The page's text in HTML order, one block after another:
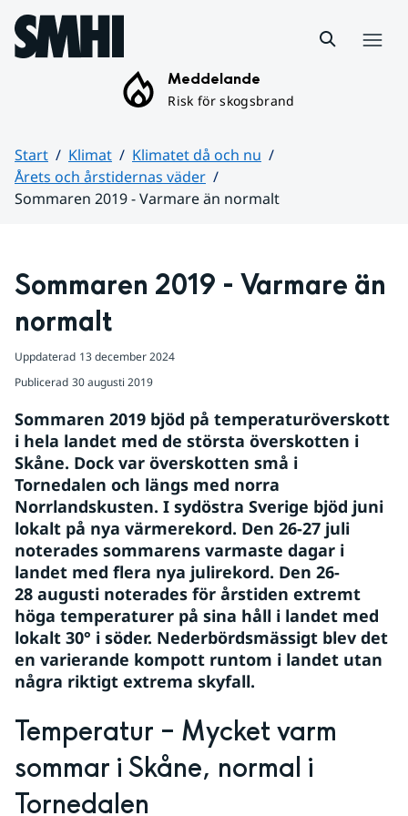
Hoppa till sidans innehåll
Meddelande
Risk för skogsbrand
Start Klimat
Klimatet då och nu
Årets och årstidernas väder
Sommaren 2019 - Varmare än normalt
Sommaren 2019 - Varmare än
normalt
Uppdaterad 13 december 2024
Publicerad 30 augusti 2019
Sommaren 2019 bjöd på temperaturöverskott
i hela landet med de största överskotten i
Skåne. Dock var överskotten små i
Tornedalen och längs med norra
Norrlandskusten. I sydöstra Sverige bjöd juni
lokalt på nya värmerekord. Den 26-27 juli
noterades sommarens varmaste dagar i
landet med flera nya julirekord. Den 26-
28 augusti noterades för årstiden extremt
höga temperaturer på sina håll i landet med
lokalt 30° i söder. Nederbördsmässigt blev det
en varierande kompott runtom i landet utan
några riktigt extrema skyfall.
Temperatur – Mycket varm
sommar i Skåne, normal i
Tornedalen